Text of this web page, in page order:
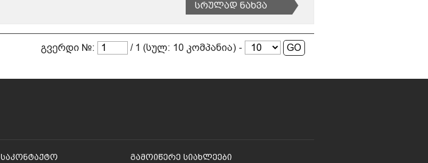
Სრულად Ნახვა
გვერდი №: / 1 (სულ: 10 კომპანია) -
Საკონტაქტო
Გამოიწერე Სიახლეები